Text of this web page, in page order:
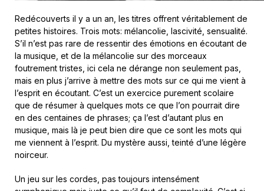
Redécouverts il y a un an, les titres offrent véritablement de
petites histoires. Trois mots: mélancolie, lascivité, sensualité.
S’il n’est pas rare de ressentir des émotions en écoutant de
la musique, et de la mélancolie sur des morceaux
foutrement tristes, ici cela ne dérange non seulement pas,
mais en plus j’arrive à mettre des mots sur ce qui me vient à
l’esprit en écoutant. C’est un exercice purement scolaire
que de résumer à quelques mots ce que l’on pourrait dire
en des centaines de phrases; ça l’est d’autant plus en
musique, mais là je peut bien dire que ce sont les mots qui
me viennent à l’esprit. Du mystère aussi, teinté d’une légère
noirceur.
Un jeu sur les cordes, pas toujours intensément